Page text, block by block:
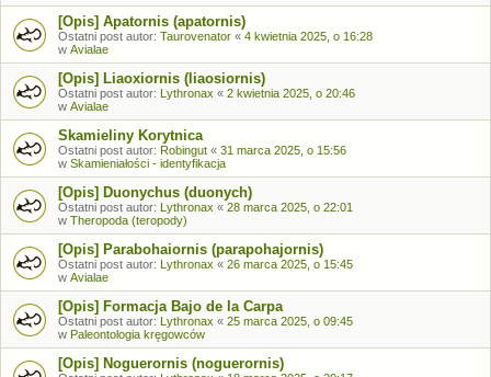
[Opis] Apatornis (apatornis)
Ostatni post autor: Taurovenator « 4 kwietnia 2025, o 16:28
w Avialae
[Opis] Liaoxiornis (liaosiornis)
Ostatni post autor: Lythronax « 2 kwietnia 2025, o 20:46
w Avialae
Skamieliny Korytnica
Ostatni post autor: Robingut « 31 marca 2025, o 15:56
w Skamieniałości - identyfikacja
[Opis] Duonychus (duonych)
Ostatni post autor: Lythronax « 28 marca 2025, o 22:01
w Theropoda (teropody)
[Opis] Parabohaiornis (parapohajornis)
Ostatni post autor: Lythronax « 26 marca 2025, o 15:45
w Avialae
[Opis] Formacja Bajo de la Carpa
Ostatni post autor: Lythronax « 25 marca 2025, o 09:45
w Paleontologia kręgowców
[Opis] Noguerornis (noguerornis)